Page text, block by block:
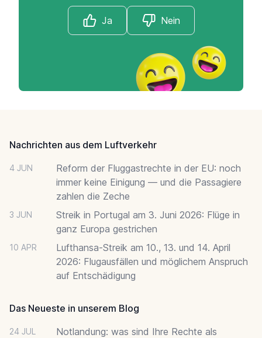
Ja Nein
Nachrichten aus dem Luftverkehr
4 JUN
Reform der Fluggastrechte in der EU: noch
immer keine Einigung — und die Passagiere
zahlen die Zeche
3 JUN
Streik in Portugal am 3. Juni 2026: Flüge in
ganz Europa gestrichen
10 APR
Lufthansa-Streik am 10., 13. und 14. April
2026: Flugausfällen und möglichem Anspruch
auf Entschädigung
Das Neueste in unserem Blog
24 JUL
Notlandung: was sind Ihre Rechte als